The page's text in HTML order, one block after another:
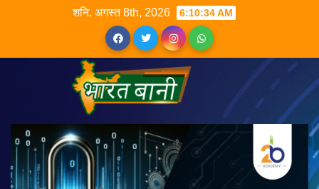
शनि. अगस्त 8th, 2026 6:10:34 AM